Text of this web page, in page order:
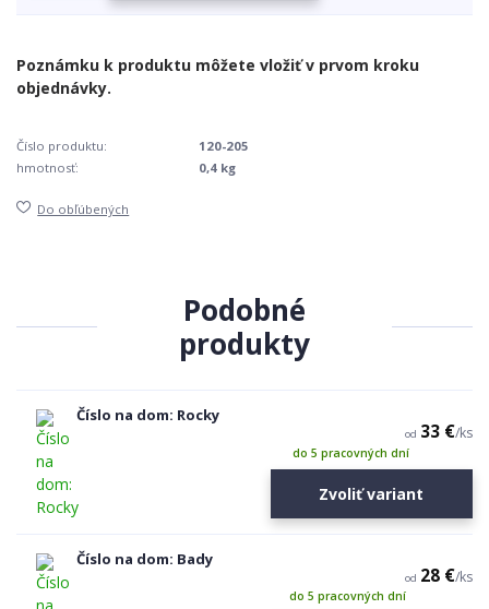
Číslo produktu:
120-205
hmotnosť:
0,4 kg
Do obľúbených
Podobné
produkty
Číslo na dom: Rocky
od 33 €/ks
do 5 pracovných dní
Zvoliť variant
Číslo na dom: Bady
od 28 €/ks
do 5 pracovných dní